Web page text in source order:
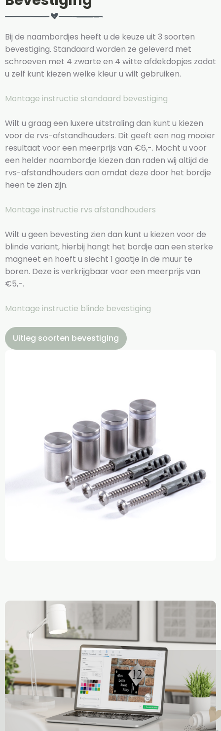
Bij de naambordjes heeft u de keuze uit 3 soorten
bevestiging. Standaard worden ze geleverd met
schroeven met 4 zwarte en 4 witte afdekdopjes zodat
u zelf kunt kiezen welke kleur u wilt gebruiken.
Montage instructie standaard bevestiging
Wilt u graag een luxere uitstraling dan kunt u kiezen
voor de rvs-afstandhouders. Dit geeft een nog mooier
resultaat voor een meerprijs van €6,-. Mocht u voor
een helder naambordje kiezen dan raden wij altijd de
rvs-afstandhouders aan omdat deze door het bordje
heen te zien zijn.
Montage instructie rvs afstandhouders
Wilt u geen bevesting zien dan kunt u kiezen voor de
blinde variant, hierbij hangt het bordje aan een sterke
magneet en hoeft u slecht 1 gaatje in de muur te
boren. Deze is verkrijgbaar voor een meerprijs van
€5,-.
Montage instructie blinde bevestiging
Uitleg soorten bevestiging